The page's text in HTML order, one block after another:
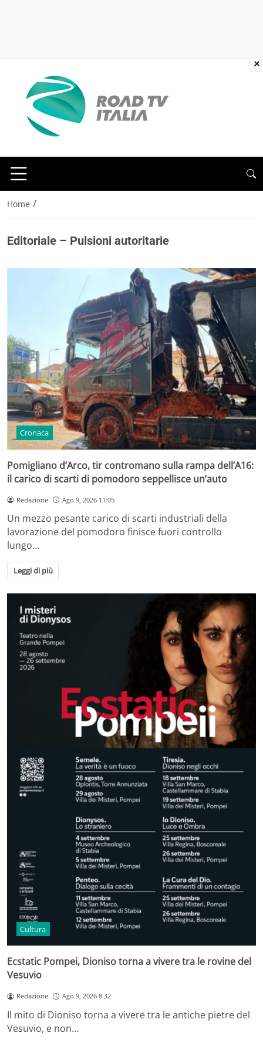
Home /
Editoriale – Pulsioni autoritarie
Cronaca
Pomigliano d’Arco, tir contromano sulla rampa dell’A16:
il carico di scarti di pomodoro seppellisce un’auto
Redazione Ago 9, 2026 11:05
Un mezzo pesante carico di scarti industriali della
lavorazione del pomodoro finisce fuori controllo
lungo…
Leggi di più
Cultura
Ecstatic Pompei, Dioniso torna a vivere tra le rovine del
Vesuvio
Redazione Ago 9, 2026 8:32
Il mito di Dioniso torna a vivere tra le antiche pietre del
Vesuvio, e non…
×